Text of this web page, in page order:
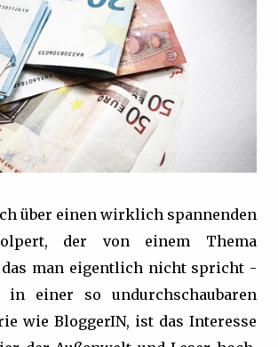
über einen wirklich spannenden
der von einem Thema
das man eigentlich nicht spricht -
in einer so undurchschaubaren
wie BloggerIN, ist das Interesse